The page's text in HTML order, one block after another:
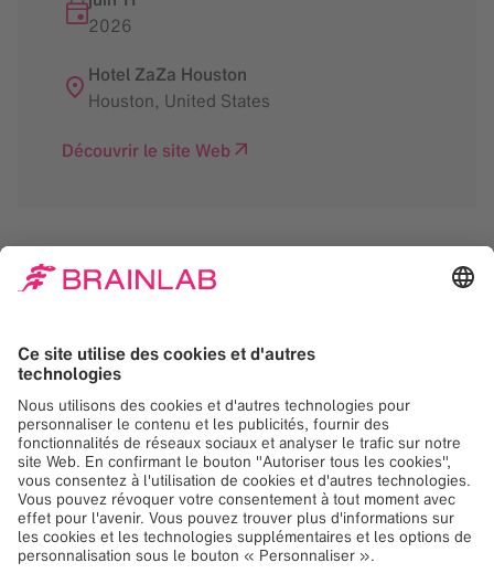
2026
Hotel ZaZa Houston
Houston, United States
Découvrir le site Web
votre consentement
pour charger le service
Google Maps!
Nous utilisons Google Maps, pour intégrer du
contenu susceptible de collecter des
données sur votre activité. Veuillez vérifier les
détails et accepter le service pour voir ce
contenu.